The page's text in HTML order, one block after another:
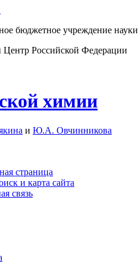
бюджетное учреждение науки
Российской Федерации
химии
и Ю.А. Овчинникова